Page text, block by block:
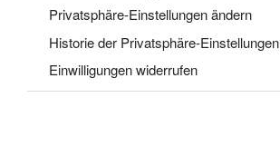
Privatsphäre-Einstellungen ändern
Historie der Privatsphäre-Einstellungen
Einwilligungen widerrufen